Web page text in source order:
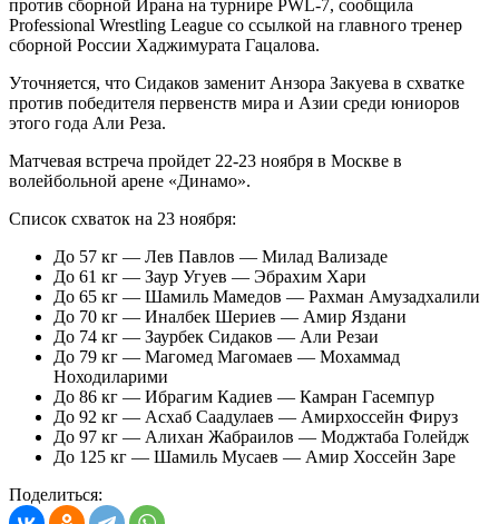
против сборной Ирана на турнире PWL-7, сообщила
Professional Wrestling League со ссылкой на главного тренер
сборной России Хаджимурата Гацалова.
Уточняется, что Сидаков заменит Анзора Закуева в схватке
против победителя первенств мира и Азии среди юниоров
этого года Али Реза.
Матчевая встреча пройдет 22-23 ноября в Москве в
волейбольной арене «Динамо».
Список схваток на 23 ноября:
До 57 кг — Лев Павлов — Милад Вализаде
До 61 кг — Заур Угуев — Эбрахим Хари
До 65 кг — Шамиль Мамедов — Рахман Амузадхалили
До 70 кг — Иналбек Шериев — Амир Яздани
До 74 кг — Заурбек Сидаков — Али Резаи
До 79 кг — Магомед Магомаев — Мохаммад
Ноходиларими
До 86 кг — Ибрагим Кадиев — Камран Гасемпур
До 92 кг — Асхаб Саадулаев — Амирхоссейн Фируз
До 97 кг — Алихан Жабраилов — Моджтаба Голейдж
До 125 кг — Шамиль Мусаев — Амир Хоссейн Заре
Поделиться: